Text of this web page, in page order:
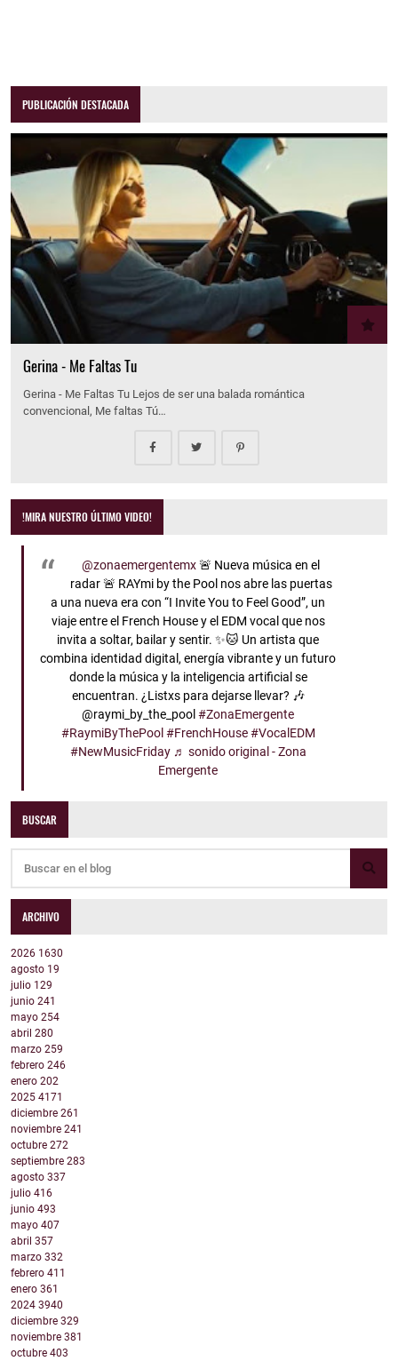
PUBLICACIÓN DESTACADA
Gerina - Me Faltas Tu
Gerina - Me Faltas Tu Lejos de ser una balada romántica
convencional, Me faltas Tú…
!MIRA NUESTRO ÚLTIMO VIDEO!
@zonaemergentemx🚨 Nueva música en el
radar 🚨 RAYmi by the Pool nos abre las puertas
a una nueva era con “I Invite You to Feel Good”, un
viaje entre el French House y el EDM vocal que nos
invita a soltar, bailar y sentir. ✨🐱 Un artista que
combina identidad digital, energía vibrante y un futuro
donde la música y la inteligencia artificial se
encuentran. ¿Listxs para dejarse llevar? 🎶
@raymi_by_the_pool#ZonaEmergente
#RaymiByThePool #FrenchHouse #VocalEDM
#NewMusicFriday ♬ sonido original - Zona
Emergente
BUSCAR
ARCHIVO
2026 1630
agosto 19
julio 129
junio 241
mayo 254
abril 280
marzo 259
febrero 246
enero 202
2025 4171
diciembre 261
noviembre 241
octubre 272
septiembre 283
agosto 337
julio 416
junio 493
mayo 407
abril 357
marzo 332
febrero 411
enero 361
2024 3940
diciembre 329
noviembre 381
octubre 403